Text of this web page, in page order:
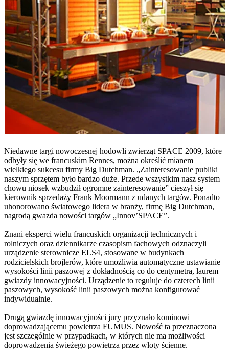
Niedawne targi nowoczesnej hodowli zwierząt SPACE 2009, które
odbyły się we francuskim Rennes, można określić mianem
wielkiego sukcesu firmy Big Dutchman. „Zainteresowanie publiki
naszym sprzętem było bardzo duże. Przede wszystkim nasz system
chowu niosek wzbudził ogromne zainteresowanie” cieszył się
kierownik sprzedaży Frank Moormann z udanych targów. Ponadto
uhonorowano światowego lidera w branży, firmę Big Dutchman,
nagrodą gwazda nowości targów „Innov’SPACE”.
Znani eksperci wielu francuskich organizacji technicznych i
rolniczych oraz dziennikarze czasopism fachowych odznaczyli
urządzenie sterownicze ELS4, stosowane w budynkach
rodzicielskich brojlerów, które umożliwia automatyczne ustawianie
wysokości linii paszowej z dokładnością co do centymetra, laurem
gwiazdy innowacyjności. Urządzenie to reguluje do czterech linii
paszowych, wysokość linii paszowych można konfigurować
indywidualnie.
Drugą gwiazdę innowacyjności jury przyznało kominowi
doprowadzającemu powietrza FUMUS. Nowość ta przeznaczona
jest szczególnie w przypadkach, w których nie ma możliwości
doprowadzenia świeżego powietrza przez wloty ścienne.